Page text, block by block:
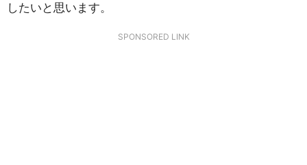
したいと思います。
SPONSORED LINK